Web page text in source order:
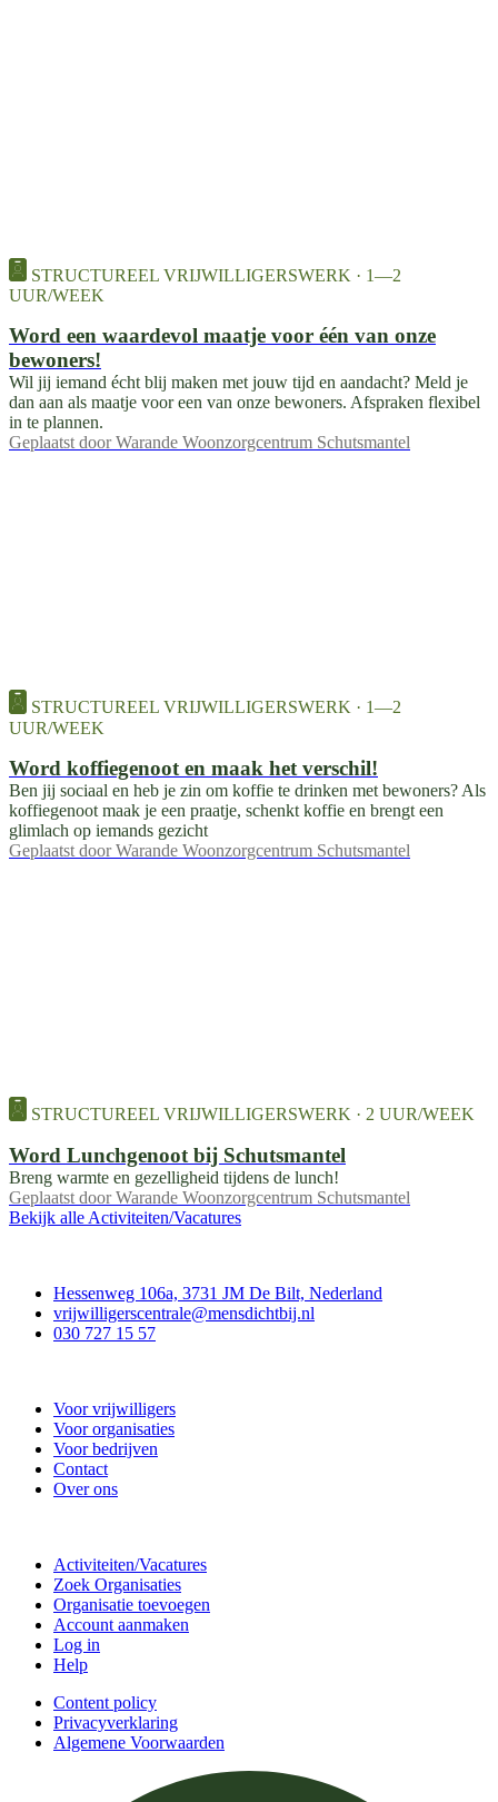
STRUCTUREEL VRIJWILLIGERSWERK · 1—2
UUR/WEEK
Word een waardevol maatje voor één van onze
bewoners!
Wil jij iemand écht blij maken met jouw tijd en aandacht? Meld je
dan aan als maatje voor een van onze bewoners. Afspraken flexibel
in te plannen.
Geplaatst door Warande Woonzorgcentrum Schutsmantel
STRUCTUREEL VRIJWILLIGERSWERK · 1—2
UUR/WEEK
Word koffiegenoot en maak het verschil!
Ben jij sociaal en heb je zin om koffie te drinken met bewoners? Als
koffiegenoot maak je een praatje, schenkt koffie en brengt een
glimlach op iemands gezicht
Geplaatst door Warande Woonzorgcentrum Schutsmantel
STRUCTUREEL VRIJWILLIGERSWERK · 2 UUR/WEEK
Word Lunchgenoot bij Schutsmantel
Breng warmte en gezelligheid tijdens de lunch!
Geplaatst door Warande Woonzorgcentrum Schutsmantel
Bekijk alle Activiteiten/Vacatures
Hessenweg 106a, 3731 JM De Bilt, Nederland
vrijwilligerscentrale@mensdichtbij.nl
030 727 15 57
Voor vrijwilligers
Voor organisaties
Voor bedrijven
Contact
Over ons
Activiteiten/Vacatures
Zoek Organisaties
Organisatie toevoegen
Account aanmaken
Log in
Help
Content policy
Privacyverklaring
Algemene Voorwaarden